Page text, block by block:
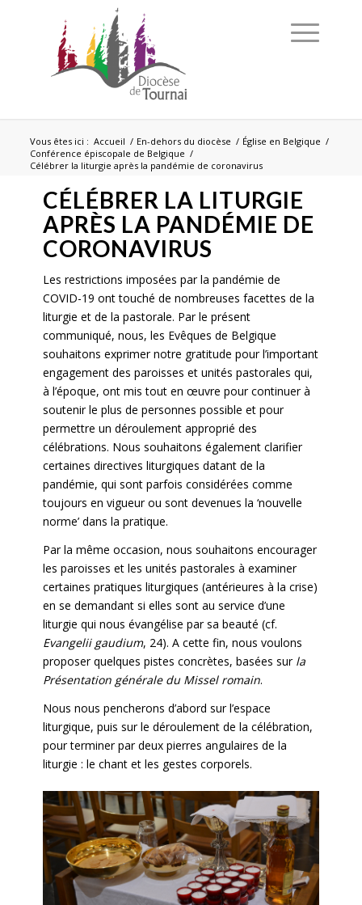
Vous êtes ici : Accueil / En-dehors du diocèse / Église en Belgique /
Conférence épiscopale de Belgique /
Célébrer la liturgie après la pandémie de coronavirus
CÉLÉBRER LA LITURGIE
APRÈS LA PANDÉMIE DE
CORONAVIRUS
Les restrictions imposées par la pandémie de
COVID-19 ont touché de nombreuses facettes de la
liturgie et de la pastorale. Par le présent
communiqué, nous, les Evêques de Belgique
souhaitons exprimer notre gratitude pour l’important
engagement des paroisses et unités pastorales qui,
à l’époque, ont mis tout en œuvre pour continuer à
soutenir le plus de personnes possible et pour
permettre un déroulement approprié des
célébrations. Nous souhaitons également clarifier
certaines directives liturgiques datant de la
pandémie, qui sont parfois considérées comme
toujours en vigueur ou sont devenues la ‘nouvelle
norme’ dans la pratique.
Par la même occasion, nous souhaitons encourager
les paroisses et les unités pastorales à examiner
certaines pratiques liturgiques (antérieures à la crise)
en se demandant si elles sont au service d’une
liturgie qui nous évangélise par sa beauté (cf.
Evangelii gaudium, 24). A cette fin, nous voulons
proposer quelques pistes concrètes, basées sur la
Présentation générale du Missel romain.
Nous nous pencherons d’abord sur l’espace
liturgique, puis sur le déroulement de la célébration,
pour terminer par deux pierres angulaires de la
liturgie : le chant et les gestes corporels.